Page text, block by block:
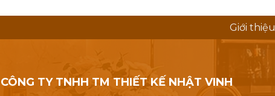
Giới thiệu
CÔNG TY TNHH TM THIẾT KẾ NHẬT VINH